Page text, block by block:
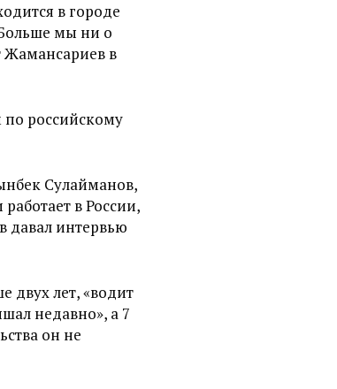
в городе
мы ни о
Жамансариев в
российскому
Сулайманов,
в России,
давал интервью
двух лет, «водит
недавно», а 7
он не